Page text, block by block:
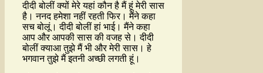
दीदी बोलीं क्यों मेरे यहां कौन है मैं हूं मेरी सास
है। ननद हमेशा नहीं रहती फिर। मैंने कहा
सच बोलूं। दीदी बोलीं हां भाई। मैंने कहा
आप और आपकी सास की वजह से। दीदी
बोलीं क्याआ तुझे मैं भी और मेरी सास। हे
भगवान तुझे मैं इतनी अच्छी लगती हूं।